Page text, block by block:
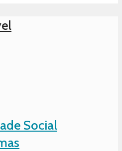
Social